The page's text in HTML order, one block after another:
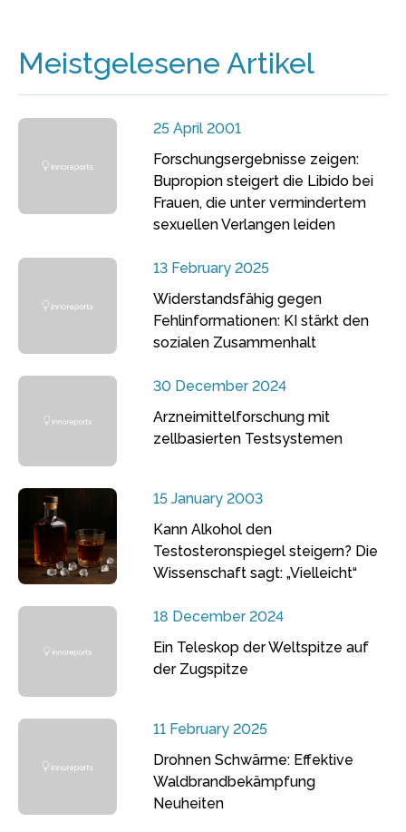
Meistgelesene Artikel
25 April 2001
Forschungsergebnisse zeigen:
Bupropion steigert die Libido bei
Frauen, die unter vermindertem
sexuellen Verlangen leiden
13 February 2025
Widerstandsfähig gegen
Fehlinformationen: KI stärkt den
sozialen Zusammenhalt
30 December 2024
Arzneimittelforschung mit
zellbasierten Testsystemen
15 January 2003
Kann Alkohol den
Testosteronspiegel steigern? Die
Wissenschaft sagt: „Vielleicht“
18 December 2024
Ein Teleskop der Weltspitze auf
der Zugspitze
11 February 2025
Drohnen Schwärme: Effektive
Waldbrandbekämpfung
Neuheiten